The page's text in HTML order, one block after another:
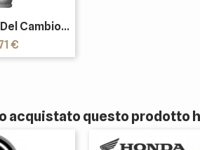
Cambio...
€
acquistato questo prodotto